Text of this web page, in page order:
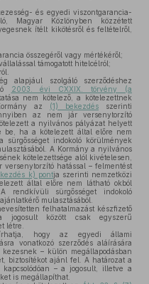
és egyedi viszontgarancia-
Magyar Közlönyben közzétett
ítélt kikötésről és feltételről,
összegéről vagy mértékéről;
támogatott hitelcélról;
alapjául szolgáló szerződéshez
2003. évi CXXIX. törvény (a
nem kötelező, a kötelezettnek
az (1) bekezdés szerinti
az nem jár versenytorzító
a nyilvános pályázat helyett
be, ha a kötelezett által előre nem
sürgősséget indokoló körülmények
A Kormány a nyilvános
kötelezettsége alól kivételesen,
hatással – felmentést
k) pontja szerinti nemzetközi
által előre nem látható okból
rendkívüli sürgősséget indokoló
mulasztásából.
felhatalmazást készfizető
között csak egyszerű
létre.
hogy az egyedi állami
vonatkozó szerződés aláírására
– külön megállapodásban
biztosítékot ajánl fel. A határozat a
– a jogosult, illetve a
is megállapíthat.